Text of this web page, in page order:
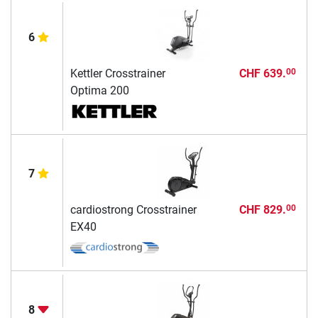
6
Kettler Crosstrainer
Optima 200
CHF 639.00
7
cardiostrong Crosstrainer
EX40
CHF 829.00
8